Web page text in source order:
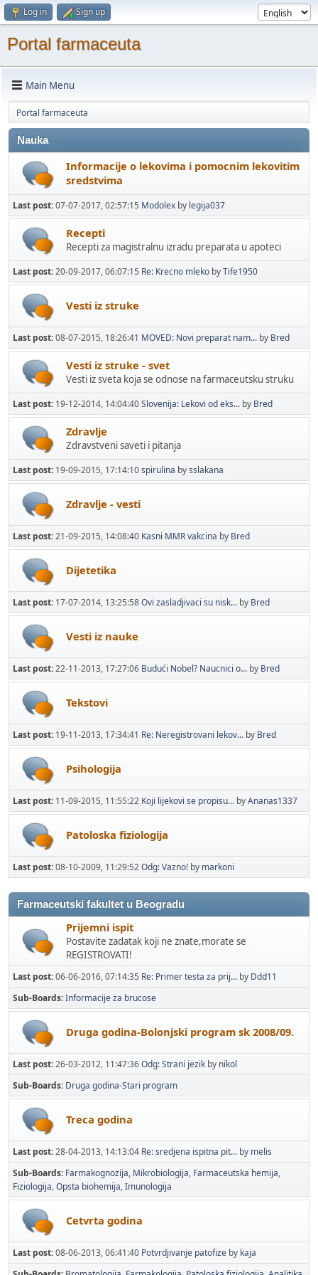
Log in Sign up
Portal farmaceuta
Main Menu
Portal farmaceuta
Nauka
Informacije o lekovima i pomocnim lekovitim
sredstvima
Last post:07-07-2017, 02:57:15 Modolex by legija037
Recepti
Recepti za magistralnu izradu preparata u apoteci
Last post:20-09-2017, 06:07:15 Re: Krecno mleko byTife1950
Vesti iz struke
Last post:08-07-2015, 18:26:41 MOVED: Novi preparat nam... by Bred
Vesti iz struke - svet
Vesti iz sveta koja se odnose na farmaceutsku struku
Last post: 19-12-2014, 14:04:40Slovenija: Lekovi od eks... by Bred
Zdravlje
Zdravstveni saveti i pitanja
Last post: 19-09-2015, 17:14:10spirulina bysslakana
Zdravlje - vesti
Last post:21-09-2015, 14:08:40 Kasni MMR vakcina by Bred
Dijetetika
Last post: 17-07-2014, 13:25:58Ovi zasladjivaci su nisk... by Bred
Vesti iz nauke
Last post:22-11-2013, 17:27:06 Budući Nobel? Naucnici o... by Bred
Tekstovi
Last post: 19-11-2013, 17:34:41 Re: Neregistrovani lekov... by Bred
Psihologija
Last post: 11-09-2015, 11:55:22 Koji lijekovi se propisu... byAnanas1337
Patoloska fiziologija
Last post:08-10-2009, 11:29:52Odg: Vazno! by markoni
Farmaceutski fakultet u Beogradu
Prijemni ispit
Postavite zadatak koji ne znate,morate se
REGISTROVATI!
Last post:06-06-2016, 07:14:35 Re: Primer testa za prij... by Ddd11
Sub-Boards Informacije za brucose
Druga godina-Bolonjski program sk 2008/09.
Last post:26-03-2012, 11:47:36Odg: Strani jezik by nikol
Sub-Boards Druga godina-Stari program
Treca godina
Last post:28-04-2013, 14:13:04 Re: sredjena ispitna pit... by melis
Sub-Boards Farmakognozija Mikrobiologija Farmaceutska hemija
Fiziologija Opsta biohemija Imunologija
Cetvrta godina
Last post:08-06-2013, 06:41:40 Potvrdjivanje patofize by kaja